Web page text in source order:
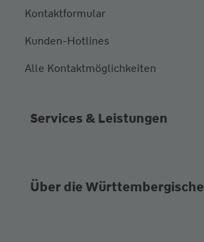
Kontaktformular
Kunden-Hotlines
Alle Kontaktmöglichkeiten
Services & Leistungen
Über die Württembergische